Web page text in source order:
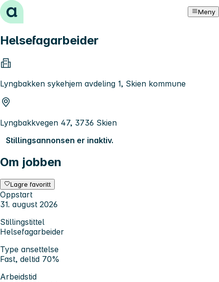
Hopp til innhold Meny
Helsefagarbeider
Lyngbakken sykehjem avdeling 1, Skien kommune
Lyngbakkvegen 47, 3736 Skien
Stillingsannonsen er inaktiv.
Om jobben
Lagre favoritt
Oppstart
31. august 2026
Stillingstittel
Helsefagarbeider
Type ansettelse
Fast, deltid 70%
Arbeidstid